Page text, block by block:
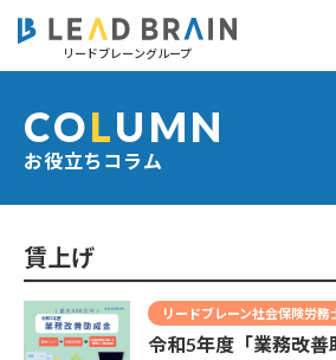
リードブレーングループ
お役立ちコラム
COLUMN
賃上げ
リードブレーン社会保険労務
令和5年度「業務改善